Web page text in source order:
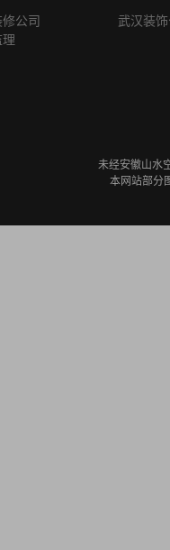
公司
武汉装
理
未经安徽山水
本网站部分